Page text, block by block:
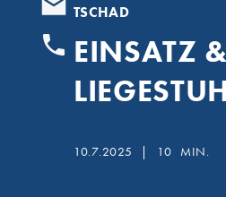
TSCHAD
EINSATZ
10.7.2025 | 10 MIN.